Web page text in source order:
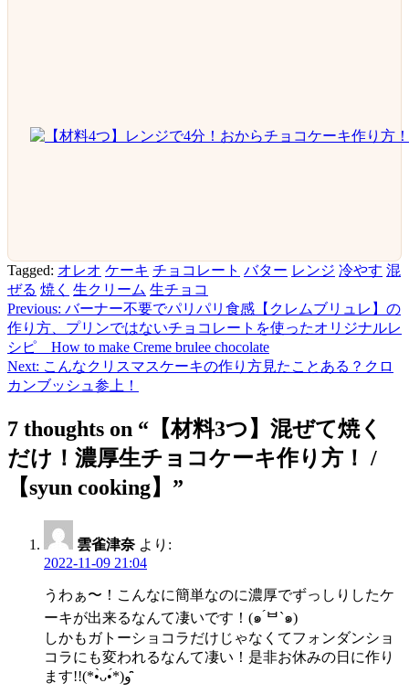
Tagged: オレオ ケーキ チョコレート バター レンジ 冷やす 混
ぜる 焼く 生クリーム 生チョコ
投
稿
ナ
ゲ
ー
シ
Previous: バーナー不要でパリパリ食感【クレムブリュレ】の
作り方、プリンではないチョコレートを使ったオリジナルレ
シピ How to make Creme brulee chocolate
Next: こんなクリスマスケーキの作り方見たことある？クロ
カンブッシュ参上！
7 thoughts on “ 【材料3つ】混ぜて焼く
だけ！濃厚生チョコケーキ作り方！ /
【syun cooking】 ”
雲雀津奈 より:
2022-11-09 21:04
うわぁ〜！こんなに簡単なのに濃厚でずっしりしたケ
ーキが出来るなんて凄いです！(๑ ́ᄇ`๑)
しかもガトーショコラだけじゃなくてフォンダンショ
コラにも変われるなんて凄い！是非お休みの日に作り
ます!!(*•̀ᴗ•́*)و ̑̑